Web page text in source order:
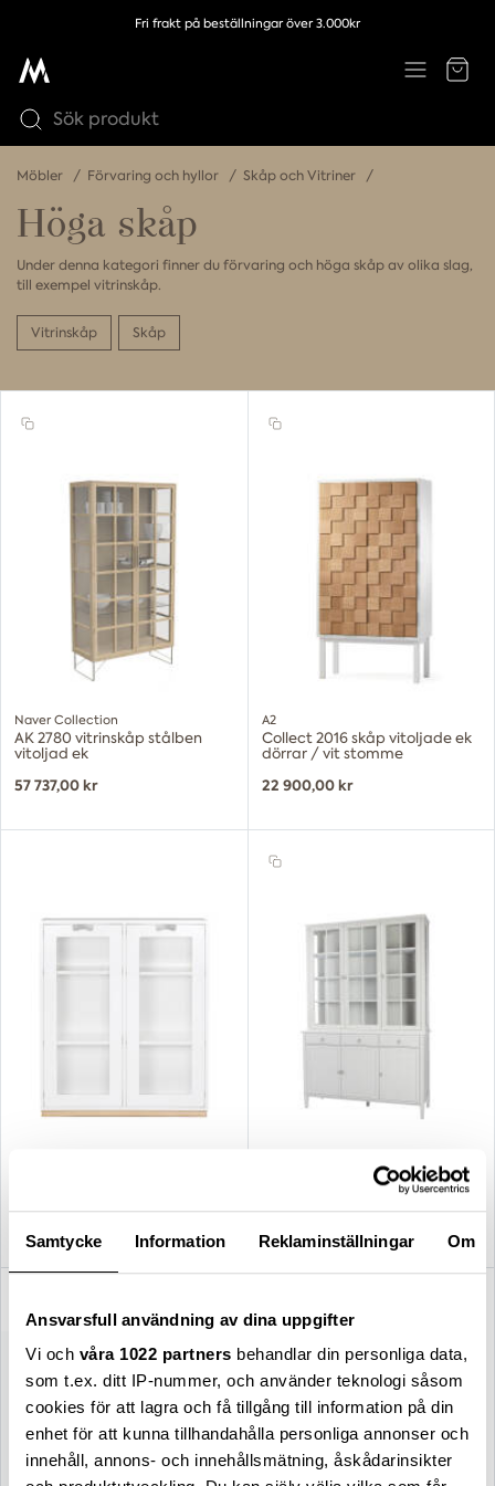
Samtycke Information Reklaminställningar Om
Ansvarsfull användning av dina uppgifter
Vi och våra 1022 partners behandlar din personliga data,
som t.ex. ditt IP-nummer, och använder teknologi såsom
cookies för att lagra och få tillgång till information på din
enhet för att kunna tillhandahålla personliga annonser och
innehåll, annons- och innehållsmätning, åskådarinsikter
Fri frakt på beställningar över 3.000kr
Möbler Förvaring och hyllor Skåp och Vitriner
Höga skåp
Under denna kategori finner du förvaring och höga skåp av olika slag,
till exempel vitrinskåp.
Vitrinskåp Skåp
Naver Collection
AK 2780 vitrinskåp stålben
vitoljad ek
57 737,00 kr
A2
Collect 2016 skåp vitoljade ek
dörrar / vit stomme
22 900,00 kr
Stockholm 2.0 skänkvitrin
142x45x213 whitewash